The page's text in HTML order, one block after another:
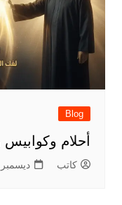
Blog
أحلام
كاتب ديسمبر 15, 2025